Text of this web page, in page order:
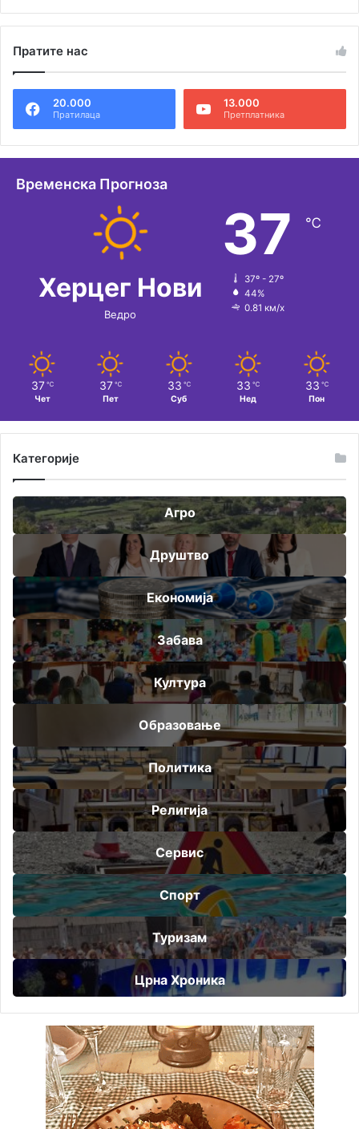
Пратите нас
20.000
Пратилаца
13.000
Претплатника
Временска Прогноза
Херцег Нови
Ведро
37 ℃
37º - 27º
44%
0.81 км/х
37 ℃
Чет
37 ℃
Пет
33 ℃
Суб
33 ℃
Нед
33 ℃
Пон
Категорије
Агро
Друштво
Економија
Забава
Култура
Образовање
Политика
Религија
Сервис
Спорт
Туризам
Црна Хроника